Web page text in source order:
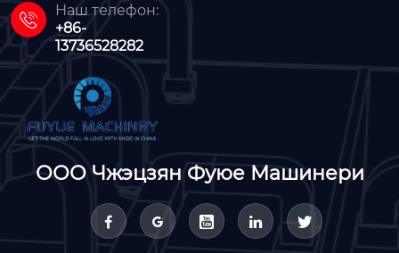

Наш телефон:
+86-
13736528282
ООО Чжэцзян Фуюе Машинери
    